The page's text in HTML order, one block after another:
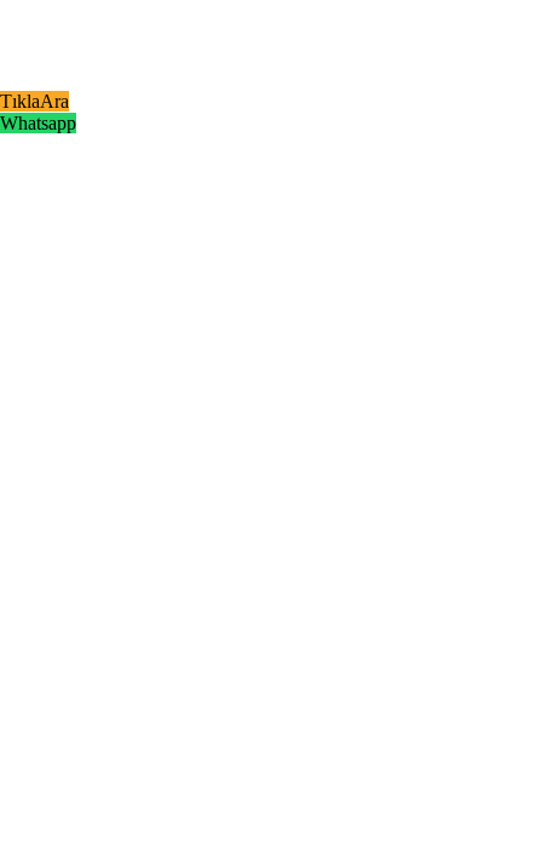
TıklaAra
Whatsapp